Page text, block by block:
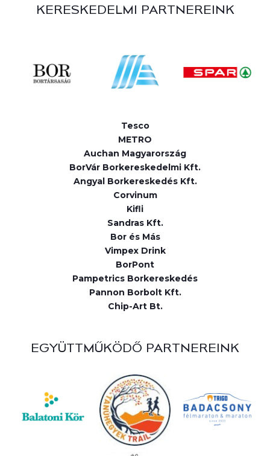
KERESKEDELMI PARTNEREINK
Tesco
METRO
Auchan Magyarország
BorVár Borkereskedelmi Kft.
Angyal Borkereskedés Kft.
Corvinum
Kifli
Sandras Kft.
Bor és Más
Vimpex Drink
BorPont
Pampetrics Borkereskedés
Pannon Borbolt Kft.
Chip-Art Bt.
EGYÜTTMŰKÖDŐ PARTNEREINK